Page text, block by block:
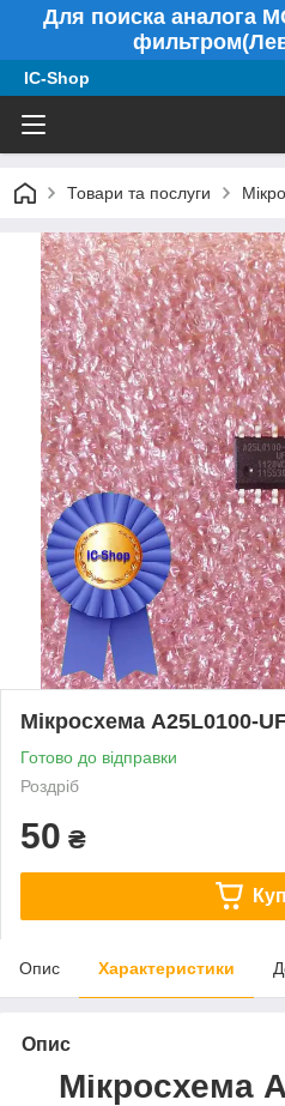
Для поиска аналога
IC-Shop
Товари та послуги
Мікросхема A25L0100-
Готово до відправки
Роздріб
50 ₴
Опис Характеристики
Опис
Мікросхема